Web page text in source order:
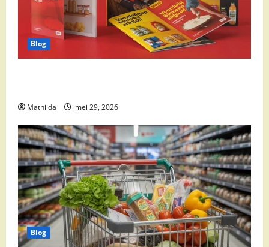
Blog
Mathilda mei 29, 2026
Blog